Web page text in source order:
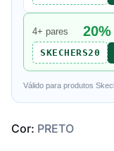
4+ pares
SKECHERS20
Válido para produtos
Cor: PRETO